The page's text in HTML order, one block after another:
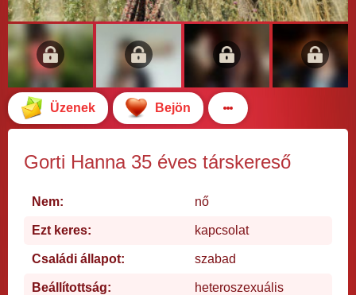
Üzenek Bejön
Gorti Hanna 35 éves társkereső
Nem: nő
Ezt keres: kapcsolat
Családi állapot: szabad
Beállítottság: heteroszexuális